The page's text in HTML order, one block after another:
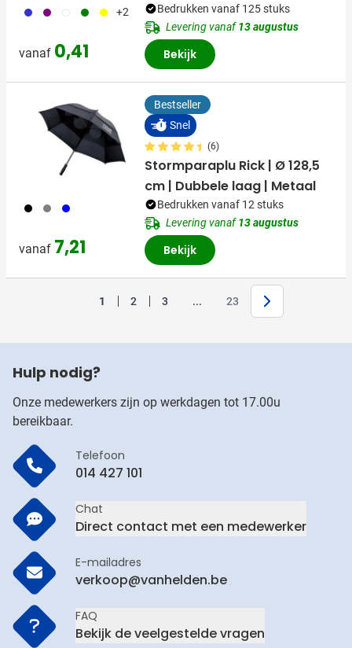
023 024 002 004 006 +2
vanaf 0,41
Bedrukken vanaf 125 stuks
Levering vanaf13 augustus
Bekijk
001 003 005
vanaf 7,21
Bestseller
Snel
(6)
Stormparaplu Rick | Ø 128,5
cm | Dubbele laag | Metaal
Bedrukken vanaf 12 stuks
Levering vanaf13 augustus
Bekijk
U lees momenteel pagina
1 Pagina
2 Pagina
3 Jump forward
... Pagina
23 Volgende
Hulp nodig?
Onze medewerkers zijn op werkdagen tot 17.00u
bereikbaar.
Telefoon
014 427 101
Chat
Direct contact met een medewerker
E-mailadres
verkoop@vanhelden.be
FAQ
Bekijk de veelgestelde vragen